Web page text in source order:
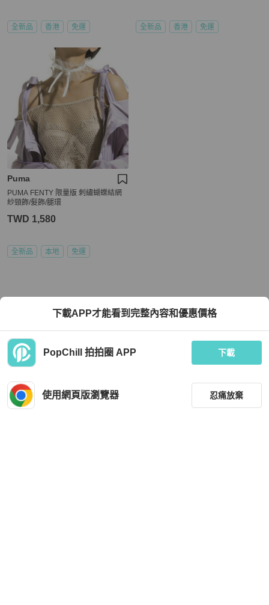
全新品 香港 免運 全新品 香港 免運
Puma
PUMA FENTY 限量版 刺繡蝴蝶結網
紗頸飾/髮飾/腿環
TWD 1,580
全新品 本地 免運
下載APP才能看到完整內容和優惠價格
PopChill 拍拍圈 APP 下載
使用網頁版瀏覽器 忍痛放棄